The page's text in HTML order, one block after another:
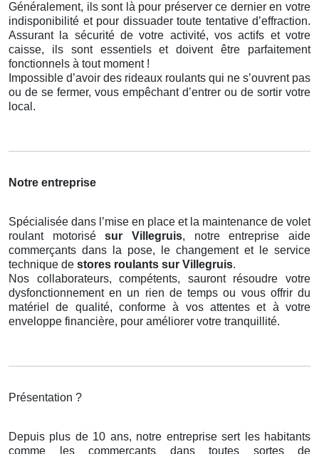
Généralement, ils sont là pour préserver ce dernier en votre
indisponibilité et pour dissuader toute tentative d’effraction.
Assurant la sécurité de votre activité, vos actifs et votre
caisse, ils sont essentiels et doivent être parfaitement
fonctionnels à tout moment !
Impossible d’avoir des rideaux roulants qui ne s’ouvrent pas
ou de se fermer, vous empêchant d’entrer ou de sortir votre
local.
Notre entreprise
Spécialisée dans l’mise en place et la maintenance de volet
roulant motorisésur Villegruis, notre entreprise aide
commerçants dans la pose, le changement et le service
technique de stores roulants sur Villegruis.
Nos collaborateurs, compétents, sauront résoudre votre
dysfonctionnement en un rien de temps ou vous offrir du
matériel de qualité, conforme à vos attentes et à votre
enveloppe financière, pour améliorer votre tranquillité.
Présentation ?
Depuis plus de 10 ans, notre entreprise sert les habitants
comme les commerçants dans toutes sortes de